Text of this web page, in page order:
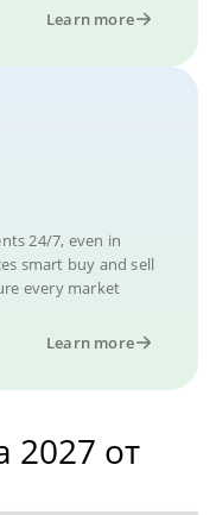
Learn more
24/7, even in
smart buy and sell
every market
Learn more
2027 от